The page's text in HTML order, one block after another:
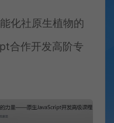
化社原生植物的
合作开发高阶专